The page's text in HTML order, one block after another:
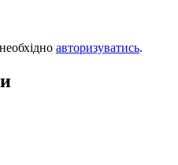
авторизуватись.